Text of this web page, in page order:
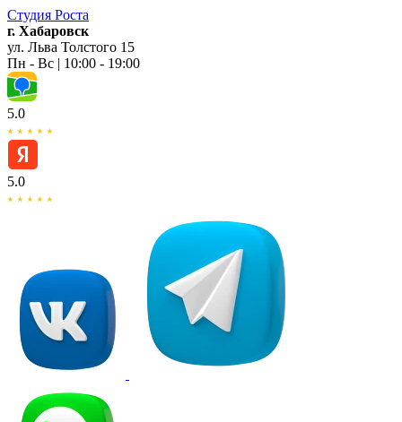
Студия Роста
г. Хабаровск
ул. Льва Толстого 15
Пн - Вс | 10:00 - 19:00
5.0
5.0